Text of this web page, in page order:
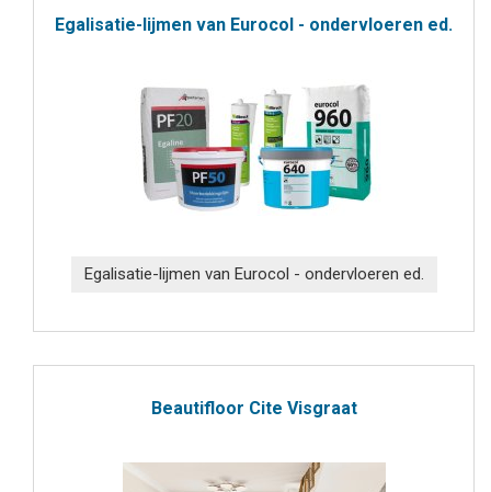
Egalisatie-lijmen van Eurocol - ondervloeren ed.
Egalisatie-lijmen van Eurocol - ondervloeren ed.
Beautifloor Cite Visgraat